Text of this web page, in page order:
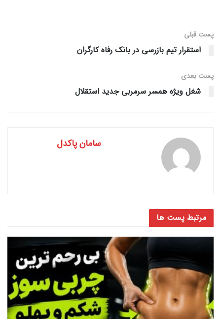
پست قبلی
استقرار تیم بازرسی در بانک رفاه کارگران
پست‌ بعدی
شغل ویژه همسر سرمربی جدید استقلال
سامان پاکدل
مرتبط پست ها